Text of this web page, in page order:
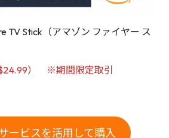
TV Stick（アマゾン ファイヤー ス
） ※期間限定取引
ービスを活用して購入